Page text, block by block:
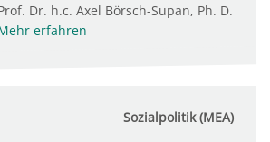
Dr. h.c. Axel Börsch-Supan, Ph. D.
erfahren
Sozialpolitik (MEA)